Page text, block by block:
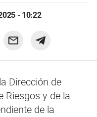
- 10:22
Dirección de
Riesgos y de la
de la